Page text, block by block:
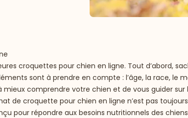
croquettes pour chien en ligne. Tout d’abord,
sont à prendre en compte : l’âge, la race, le
comprendre votre chien et de vous guider
de croquette pour chien en ligne n’est pas
pour répondre aux besoins nutritionnels des